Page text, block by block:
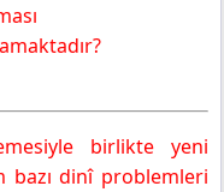
birlikte yeni
bazı dinî problemleri